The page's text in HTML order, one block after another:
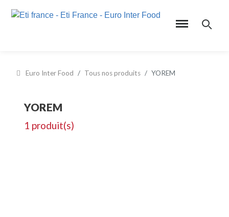
Euro Inter Food Tous nos produits YOREM
YOREM
1 produit(s)